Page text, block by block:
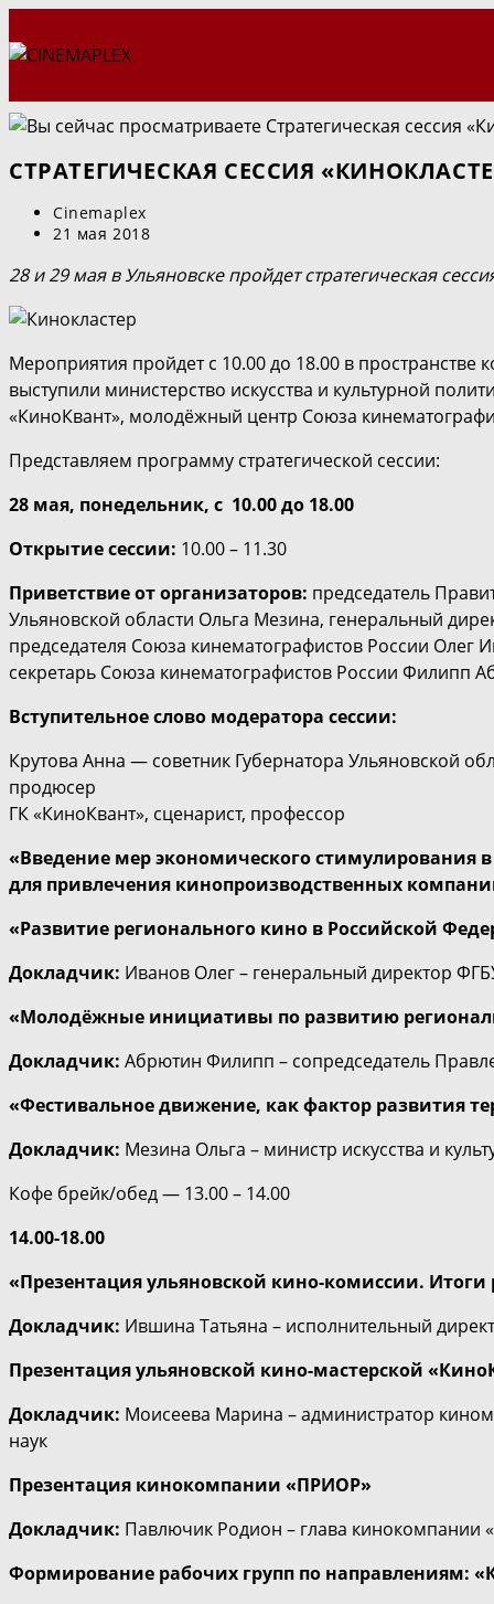
к
CТРАТЕГИЧЕСКАЯ СЕССИЯ
Автор
записи:
Cinemaplex
Запись
21 мая 2018
28 и 29 мая в Ульяновске пройдет стратегическая
Мероприятия пройдет с 10.00 до 18.00 в пространстве
выступили министерство искусства и культурной
«КиноКвант», молодёжный центр Союза
Представляем программу стратегической сессии:
28 мая, понедельник, с 10.00 до 18.00
Открытие сессии: 10.00 – 11.30
Приветствие от организаторов: председатель
Ульяновской области Ольга Мезина, генеральный
председателя Союза кинематографистов России
секретарь Союза кинематографистов России Филипп
Вступительное слово модератора сессии:
Крутова Анна — советник Губернатора Ульяновской
продюсер
ГК «КиноКвант», сценарист, профессор
«Введение мер экономического стимулирования в
для привлечения кинопроизводственных
«Развитие регионального кино в Российской
Докладчик: Иванов Олег – генеральный директор
«Молодёжные инициативы по развитию
Докладчик: Абрютин Филипп – сопредседатель
«Фестивальное движение, как фактор развития
Докладчик: Мезина Ольга – министр искусства и
Кофе брейк/обед — 13.00 – 14.00
14.00-18.00
«Презентация ульяновской кино-комиссии. Итоги
Докладчик: Ившина Татьяна – исполнительный
Презентация ульяновской кино-мастерской
Докладчик: Моисеева Марина – администратор
наук
Презентация кинокомпании «ПРИОР»
Докладчик: Павлючик Родион – глава
Формирование рабочих групп по направлениям: